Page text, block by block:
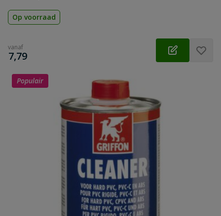
Op voorraad
vanaf
€
7,79
Populair